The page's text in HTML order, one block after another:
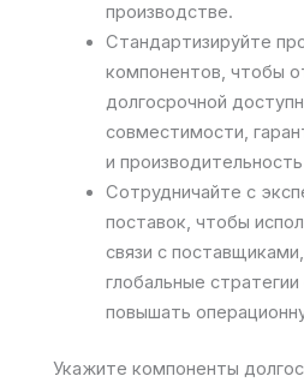
производстве.
Стандартизируйте
компонентов, чтобы
долгосрочной
совместимости,
и
Сотрудничайте с
поставок, чтобы
связи с
глобальные
повышать
Укажите компоненты